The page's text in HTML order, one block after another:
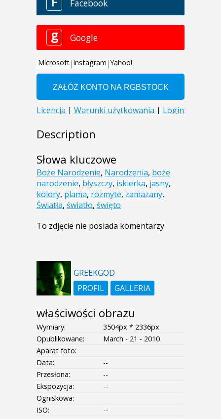
Description
Słowa kluczowe
Boże Narodzenie, Narodzenia, boże
narodzenie, błyszczy, iskierka, jasny,
kolory, plama, rozmyte, zamazany,
Światła, światło, święto
To zdjęcie nie posiada komentarzy
GREEKGOD
PROFIL
GALLERIA
właściwości obrazu
Wymiary:
3504px * 2336px
Opublikowane:
March - 21 - 2010
Aparat foto:
Data:
--
Przesłona:
--
Ekspozycja:
--
Ogniskowa:
ISO:
--